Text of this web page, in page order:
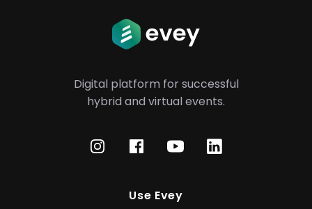
Digital platform for successful
hybrid and virtual events.
Use Evey